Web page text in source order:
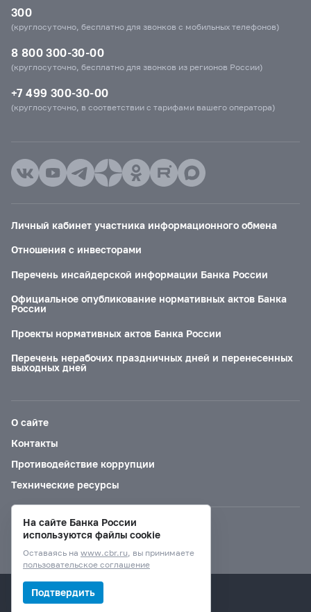
300
(круглосуточно, бесплатно для звонков с мобильных телефонов)
8 800 300-30-00
(круглосуточно, бесплатно для звонков из регионов России)
+7 499 300-30-00
(круглосуточно, в соответствии с тарифами вашего оператора)
Личный кабинет участника информационного обмена
Отношения с инвесторами
Перечень инсайдерской информации Банка России
Официальное опубликование нормативных актов Банка
России
Проекты нормативных актов Банка России
Перечень нерабочих праздничных дней и перенесенных
выходных дней
О сайте
Контакты
Противодействие коррупции
Технические ресурсы
Версия для слабовидящих
© Банк России, 2000–2026.
На сайте Банка России
используются файлы cookie
Оставаясь на www.cbr.ru, вы принимаете
пользовательское соглашение
Подтвердить